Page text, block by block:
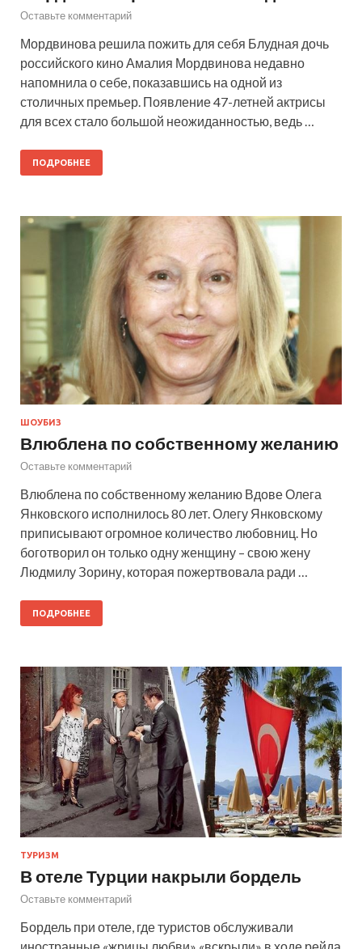
Оставьте комментарий
Мордвинова решила пожить для себя Блудная дочь
российского кино Амалия Мордвинова недавно
напомнила о себе, показавшись на одной из
столичных премьер. Появление 47-летней актрисы
для всех стало большой неожиданностью, ведь …
ПОДРОБНЕЕ
ШОУБИЗ
Влюблена по собственному желанию
Оставьте комментарий
Влюблена по собственному желанию Вдове Олега
Янковского исполнилось 80 лет. Олегу Янковскому
приписывают огромное количество любовниц. Но
боготворил он только одну женщину – свою жену
Людмилу Зорину, которая пожертвовала ради …
ПОДРОБНЕЕ
ТУРИЗМ
В отеле Турции накрыли бордель
Оставьте комментарий
Бордель при отеле, где туристов обслуживали